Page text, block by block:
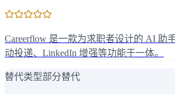
Careerflow 是一款为求职者设计的 AI 助
动投递、LinkedIn 增强等功能于一体。
替代类型部分替代